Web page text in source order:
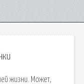
жизни. Может,